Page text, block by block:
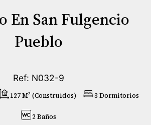
En San Fulgencio
Pueblo
Ref: N032-9
127 M² (construidos) 3 Dormitorios
2 Baños